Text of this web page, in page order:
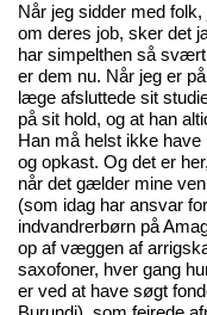
Når jeg sidder med
om deres job, sker det
har simpelthen så
er dem nu. Når jeg er
læge afsluttede sit
på sit hold, og at han
Han må helst ikke
og opkast. Og det er
når det gælder mine
(som idag har ansvar
indvandrerbørn på
op af væggen af
saxofoner, hver gang
er ved at have søgt